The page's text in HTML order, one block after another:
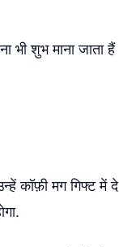
भी शुभ माना जाता हैं
कॉफ़ी मग गिफ्ट में दे